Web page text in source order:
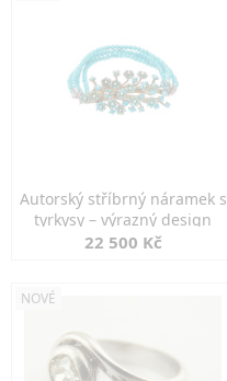
Autorský stříbrný náramek s
tyrkysy – výrazný design
22 500 Kč
NOVÉ